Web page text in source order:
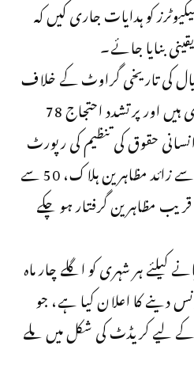
کو ہدایات جاری کیں کہ
بنایا جائے۔
کی تاریخی گراوٹ کے خلاف
مظاہرے نویں روز بھی جاری ہیں اور پرتشدد احتجاج 78
حقوق کی تنظیم کی رپورٹ
کے مطابق جھڑپوں میں 20 سے زائد مظاہرین ہلاک، 50 سے
مظاہرین گرفتار ہو چکے
کیلئے ہر شہری کو اگلے چار ماہ
7 ڈالر کا الاؤنس دینے کا اعلان کیا ہے، جو
لیے کریڈٹ کی شکل میں ملے